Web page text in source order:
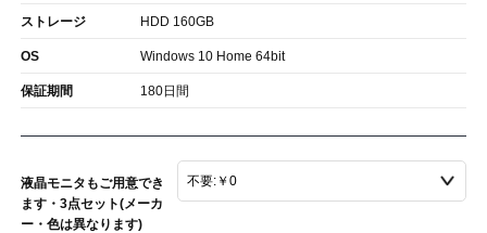
ストレージ HDD 160GB
OS Windows 10 Home 64bit
保証期間 180日間
液晶モニタもご用意でき
ます・3点セット(メーカ
ー・色は異なります)